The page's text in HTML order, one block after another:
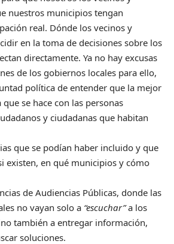
nuestros municipios tengan
real. Dónde los vecinos y
en la toma de decisiones sobre los
directamente. Ya no hay excusas
de los gobiernos locales para ello,
política de entender que la mejor
se hace con las personas
y ciudadanas que habitan
que se podían haber incluido y que
existen, en qué municipios y cómo
de Audiencias Públicas, donde las
no vayan solo a “escuchar”a los
también a entregar información,
soluciones.